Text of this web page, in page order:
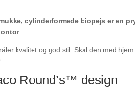
cylinderformede biopejs er en
kvalitet og god stil. Skal den med
Round’s™ design